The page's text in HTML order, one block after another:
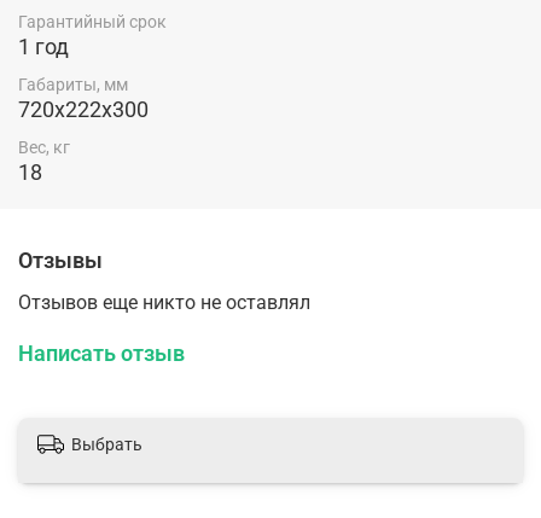
Ножка — 4 шт.
Винт 4х30 — 4 шт.
Руководство по эксплуатации — 1 шт.
Гарантийный срок
1 год
Габариты, мм
720х222х300
Вес, кг
18
Отзывы
Отзывов еще никто не оставлял
Написать отзыв
Выбрать